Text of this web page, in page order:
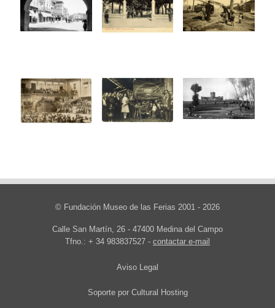
© Fundación Museo de las Ferias 2001 - 2026
Calle San Martín, 26 - 47400 Medina del Campo
Tfno.: + 34 983837527 - contactar e-mail
Aviso Legal
Soporte por Cultural Hosting